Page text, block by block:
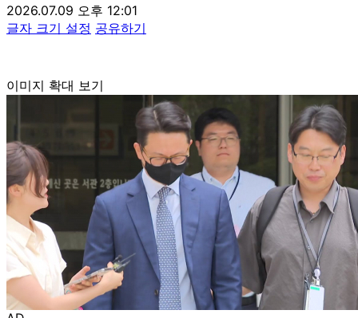
2026.07.09 오후 12:01
글자 크기 설정 공유하기
이미지 확대 보기